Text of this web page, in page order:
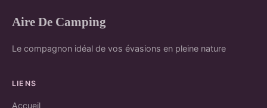
Aire De Camping
Le compagnon idéal de vos évasions en pleine nature
LIENS
Accueil